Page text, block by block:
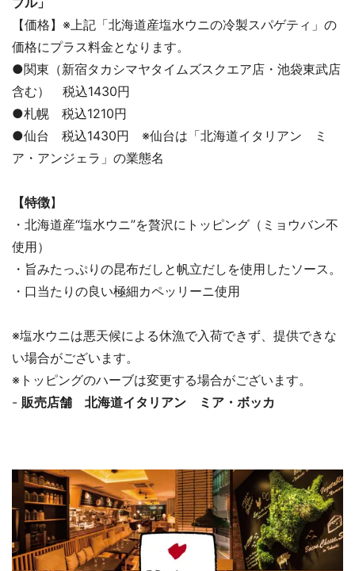
【価格】※上記「北海道産塩水ウニの冷製スパゲティ」の
価格にプラス料金となります。
●関東（新宿タカシマヤタイムズスクエア店・池袋東武店
含む） 税込1430円
●札幌 税込1210円
●仙台 税込1430円 ※仙台は「北海道イタリアン ミ
ア・アンジェラ」の業態名
【特徴】
・北海道産“塩水ウニ”を贅沢にトッピング（ミョウバン不
使用）
・旨みたっぷりの昆布だしと帆立だしを使用したソース。
・口当たりの良い極細カペッリーニ使用
※塩水ウニは悪天候による休漁で入荷できず、提供できな
い場合がございます。
※トッピングのハーブは変更する場合がございます。
- 販売店舗 北海道イタリアン ミア・ボッカ